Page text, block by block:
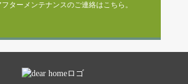
フターメンテナンスのご連絡はこちら。